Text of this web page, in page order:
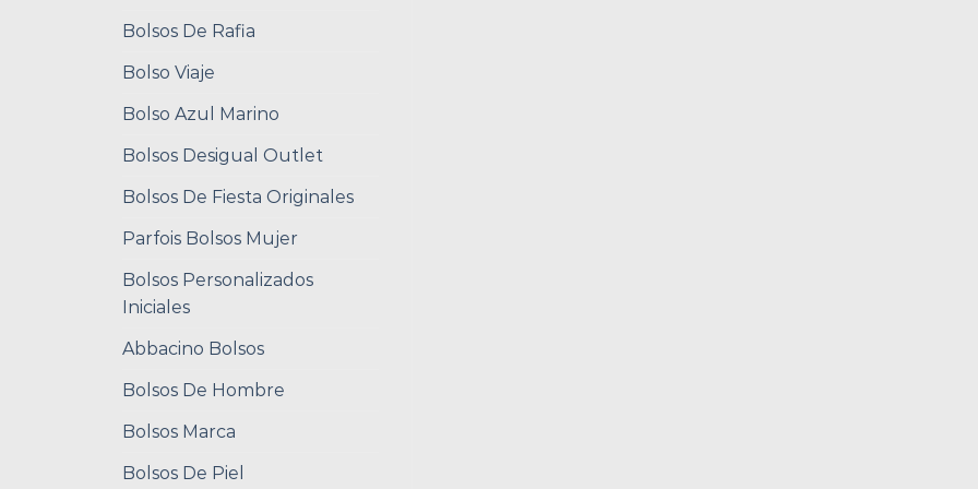
Bolsos De Rafia
Bolso Viaje
Bolso Azul Marino
Bolsos Desigual Outlet
Bolsos De Fiesta Originales
Parfois Bolsos Mujer
Bolsos Personalizados
Iniciales
Abbacino Bolsos
Bolsos De Hombre
Bolsos Marca
Bolsos De Piel